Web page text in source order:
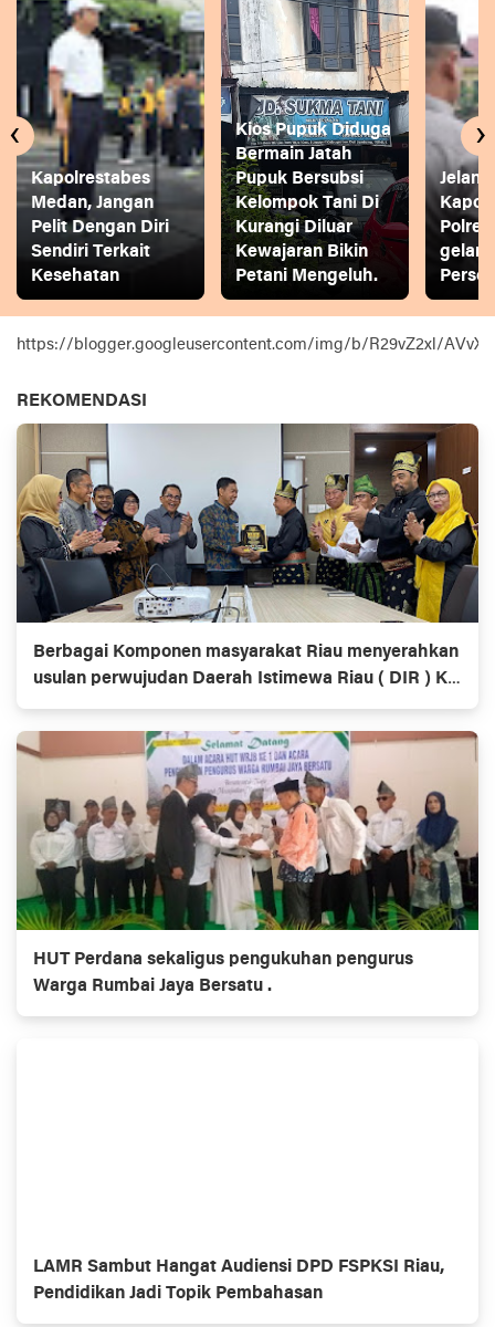
Kapolrestabes
Medan, Jangan
Pelit Dengan Diri
Sendiri Terkait
Kesehatan
Kios Pupuk Diduga
Bermain Jatah
Pupuk Bersubsi
Kelompok Tani Di
Kurangi Diluar
Kewajaran Bikin
Petani Mengeluh.
gelar
‹ ›
https://blogger.googleusercontent.com/img/b/R29vZ2xl/
REKOMENDASI
Berbagai Komponen masyarakat Riau menyerahkan
usulan perwujudan Daerah Istimewa Riau ( DIR ) Ke
Dewan Perwakilan Rakyat ( DPR ) dan Dewan
Perwakilan Daerah ( DPD )
HUT Perdana sekaligus pengukuhan pengurus
Warga Rumbai Jaya Bersatu .
LAMR Sambut Hangat Audiensi DPD FSPKSI Riau,
Pendidikan Jadi Topik Pembahasan